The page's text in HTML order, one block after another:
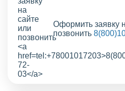
Оформить заявку
позвонить